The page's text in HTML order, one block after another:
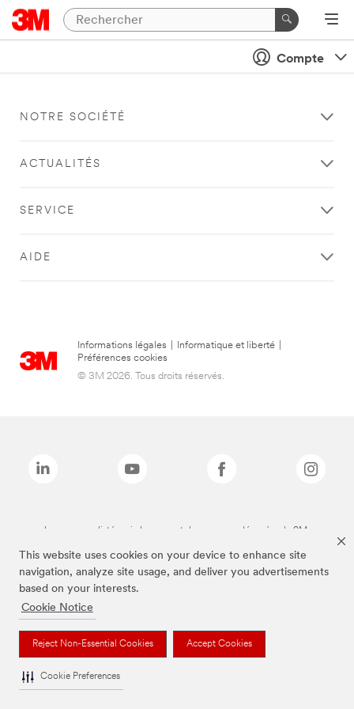
This website uses cookies on your device to enhance site
navigation, analyze site usage, and deliver you advertisements
based on your interests.
Cookie Notice
Reject Non-Essential Cookies Accept Cookies
Cookie Preferences
Compte
NOTRE SOCIÉTÉ
ACTUALITÉS
SERVICE
AIDE
Informations légales Informatique et liberté
Préférences cookies
© 3M 2026. Tous droits réservés.
Les marques listées ci-dessus sont des marques déposées de 3M.